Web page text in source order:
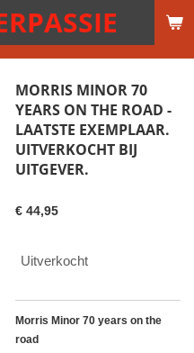
MORRIS MINOR 70
YEARS ON THE ROAD -
LAATSTE EXEMPLAAR.
UITVERKOCHT BIJ
UITGEVER.
€ 44,95
Uitverkocht
Morris Minor 70 years on the
road